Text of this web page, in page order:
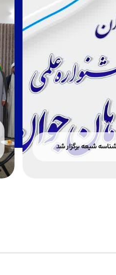
شیعه برگزار شد